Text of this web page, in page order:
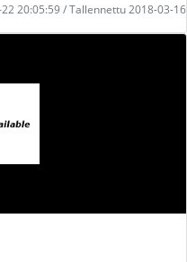
20:05:59 / Tallennettu 2018-03-16